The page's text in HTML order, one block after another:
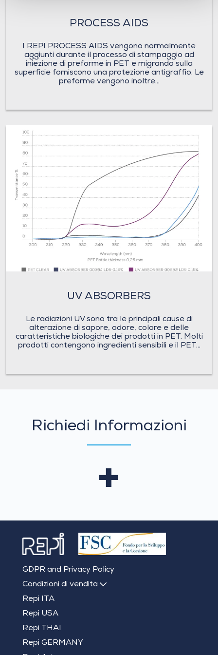
PROCESS AIDS
I REPI PROCESS AIDS vengono normalmente
aggiunti durante il processo di stampaggio ad
iniezione di preforme in PET e migrando sulla
superficie forniscono una protezione antigraffio. Le
preforme vengono inoltre...
UV ABSORBERS
Le radiazioni UV sono tra le principali cause di
alterazione di sapore, odore, colore e delle
caratteristiche biologiche dei prodotti in PET. Molti
prodotti contengono ingredienti sensibili e il PET...
Richiedi
Informazioni
Richiedi Informazioni
+
GDPR and Privacy Policy
Condizioni di vendita
Repi ITA
Repi USA
Repi THAI
Repi GERMANY